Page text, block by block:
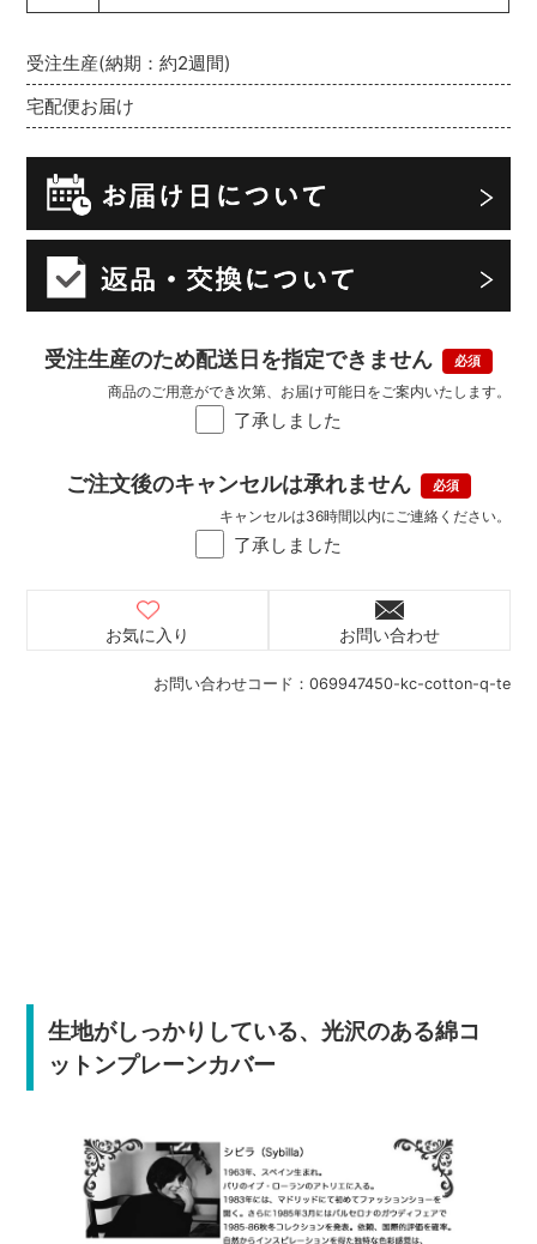
お問い合わせコード： 069947450-kc-cotton-q-te
受注生産(納期：約2週間)
宅配便お届け
受注生産のため配送日を指定できません
了承しました
商品のご用意ができ次第、お届け可能日をご案内いたします。
ご注文後のキャンセルは承れません
了承しました
キャンセルは36時間以内にご連絡ください。
お気に入り お問い合わせ
生地がしっかりしている、光沢のある綿コ
ットンプレーンカバー